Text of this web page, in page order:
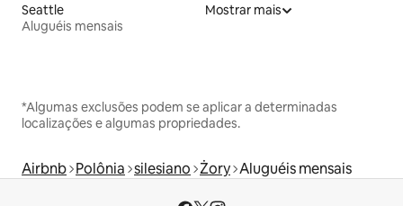
Seattle
Aluguéis mensais
Mostrar mais
*Algumas exclusões podem se aplicar a determinadas
localizações e algumas propriedades.
Airbnb Polônia silesiano Żory Aluguéis mensais